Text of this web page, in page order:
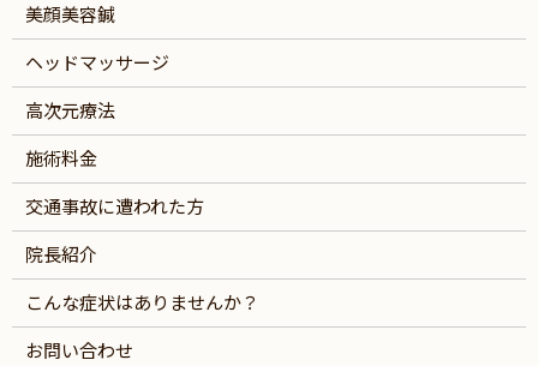
美顔美容鍼
ヘッドマッサージ
高次元療法
施術料金
交通事故に遭われた方
院長紹介
こんな症状はありませんか？
お問い合わせ